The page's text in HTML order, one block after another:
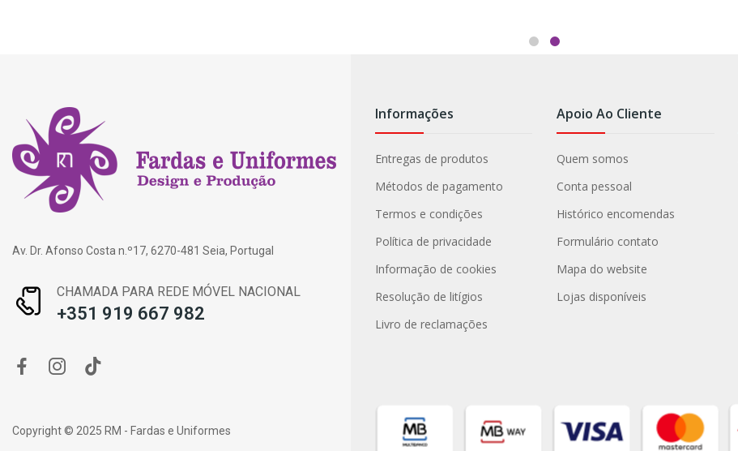
Av. Dr. Afonso Costa n.º17, 6270-481 Seia, Portugal
CHAMADA PARA REDE MÓVEL NACIONAL
+351 919 667 982
Informações
Entregas de produtos
Métodos de pagamento
Termos e condições
Política de privacidade
Informação de cookies
Resolução de litígios
Livro de reclamações
Apoio Ao Cliente
Quem somos
Conta pessoal
Histórico encomendas
Formulário contato
Mapa do website
Lojas disponíveis
Copyright © 2025 RM - Fardas e Uniformes